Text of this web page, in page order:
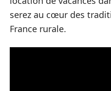
serez au cœur des
France rurale.